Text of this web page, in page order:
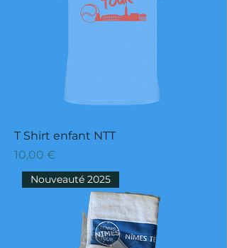
T Shirt enfant NTT
Prix
10,00 €
Nouveauté 2025